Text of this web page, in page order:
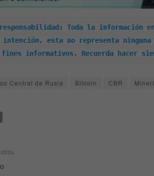
responsabilidad: Toda la información
esta no representa ninguna
informativos. Recuerda hacer
Central de Rusia Bitcoin CBR